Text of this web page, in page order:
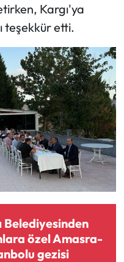
Kargı'ya
teşekkür etti.
Belediyesinden
özel Amasra-
gezisi